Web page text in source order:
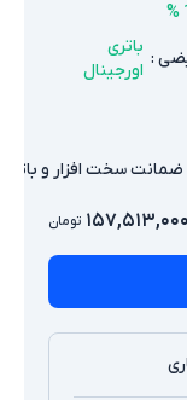
:
باتری
اورجینال
۱۵۷,۵۱۳,۰۰۰ تومان